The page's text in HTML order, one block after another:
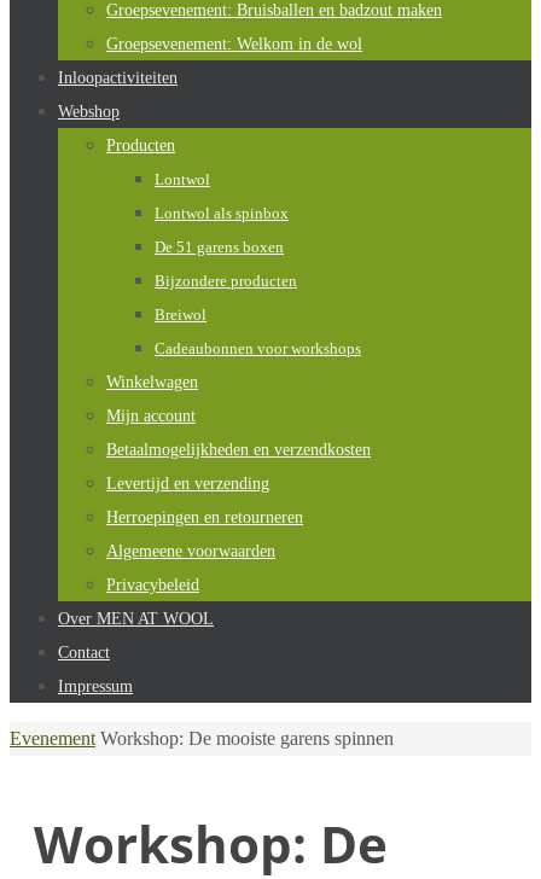
Groepsevenement: Bruisballen en badzout maken
Groepsevenement: Welkom in de wol
Inloopactiviteiten
Webshop
Producten
Lontwol
Lontwol als spinbox
De 51 garens boxen
Bijzondere producten
Breiwol
Cadeaubonnen voor workshops
Winkelwagen
Mijn account
Betaalmogelijkheden en verzendkosten
Levertijd en verzending
Herroepingen en retourneren
Algemeene voorwaarden
Privacybeleid
Over MEN AT WOOL
Contact
Impressum
Home
Evenement Workshop: De mooiste garens spinnen
Workshop: De